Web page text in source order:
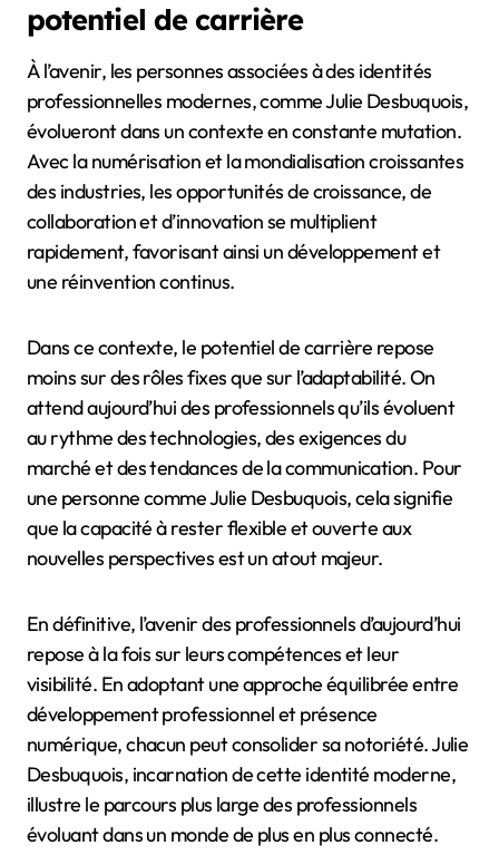
potentiel de carrière
À l’avenir, les personnes associées à des identités
professionnelles modernes, comme Julie Desbuquois,
évolueront dans un contexte en constante mutation.
Avec la numérisation et la mondialisation croissantes
des industries, les opportunités de croissance, de
collaboration et d’innovation se multiplient
rapidement, favorisant ainsi un développement et
une réinvention continus.
Dans ce contexte, le potentiel de carrière repose
moins sur des rôles fixes que sur l’adaptabilité. On
attend aujourd’hui des professionnels qu’ils évoluent
au rythme des technologies, des exigences du
marché et des tendances de la communication. Pour
une personne comme Julie Desbuquois, cela signifie
que la capacité à rester flexible et ouverte aux
nouvelles perspectives est un atout majeur.
En définitive, l’avenir des professionnels d’aujourd’hui
repose à la fois sur leurs compétences et leur
visibilité. En adoptant une approche équilibrée entre
développement professionnel et présence
numérique, chacun peut consolider sa notoriété. Julie
Desbuquois, incarnation de cette identité moderne,
illustre le parcours plus large des professionnels
évoluant dans un monde de plus en plus connecté.